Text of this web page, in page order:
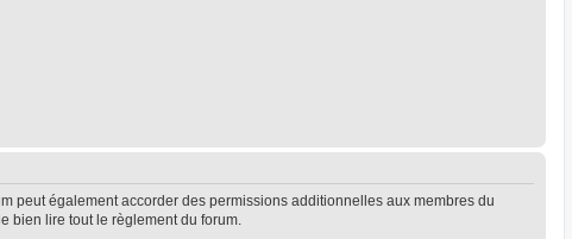
peut également accorder des permissions additionnelles aux membres du
bien lire tout le règlement du forum.